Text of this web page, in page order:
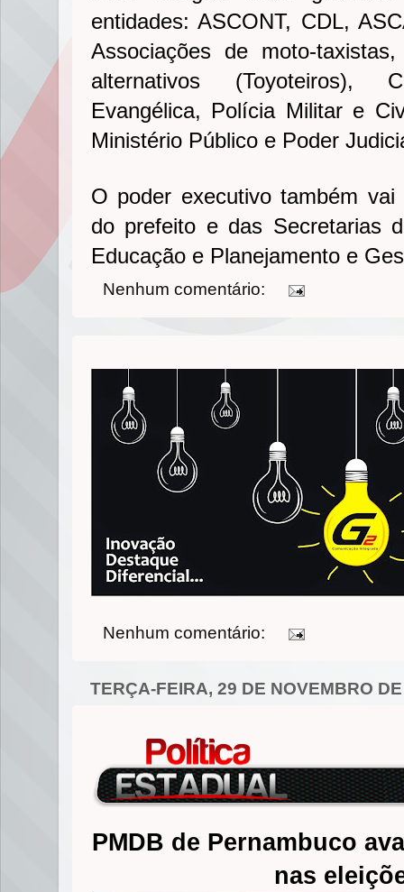
entidades: ASCONT, CDL,
Associações de moto-
alternativos (Toyoteiros),
Evangélica, Polícia Militar e
Ministério Público e Poder
O poder executivo também
do prefeito e das Secretarias
Educação e Planejamento e
Nenhum comentário:
Nenhum comentário:
TERÇA-FEIRA, 29 DE NOVEMBRO
PMDB de Pernambuco
nas